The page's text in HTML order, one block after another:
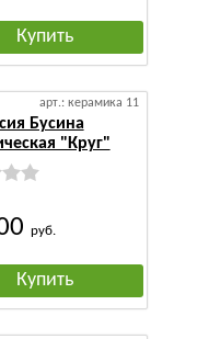
Купить
арт.: керамика 11
Бусина
"Круг"
руб.
Купить